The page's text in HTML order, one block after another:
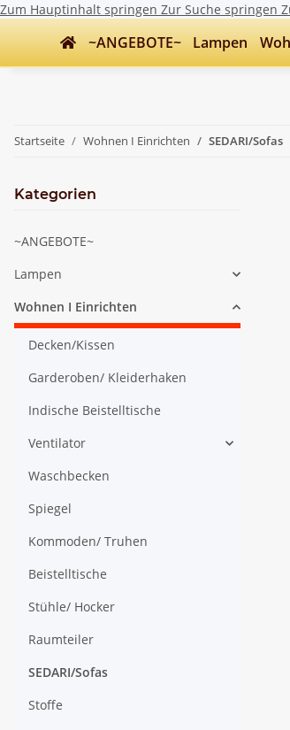
Zum Hauptinhalt springen Zur Suche springen
~ANGEBOTE~ Lampen
Startseite Wohnen I Einrichten SEDARI/Sofas
Kategorien
~ANGEBOTE~
Lampen
Wohnen I Einrichten
Decken/Kissen
Garderoben/ Kleiderhaken
Indische Beistelltische
Ventilator
Waschbecken
Spiegel
Kommoden/ Truhen
Beistelltische
Stühle/ Hocker
Raumteiler
SEDARI/Sofas
Stoffe